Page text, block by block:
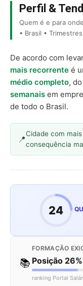
Perfil &
Quem é e para
• Brasil •
De acordo com
mais recorrente é
médio completo,
semanais em
de todo o Brasil.
Cidade com
consequência
24
📚
FORMAÇÃO
Posição 26%
ranking Portal